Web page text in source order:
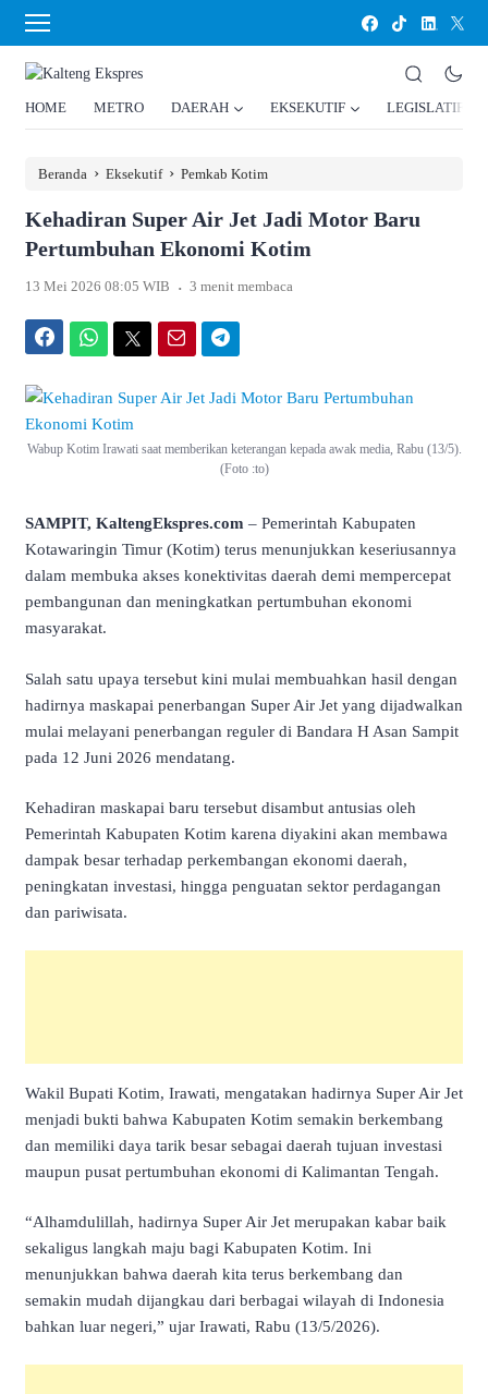
HOME METRO DAERAH EKSEKUTIF LEGISLATIF
Beranda › Eksekutif › Pemkab Kotim
Kehadiran Super Air Jet Jadi Motor Baru
Pertumbuhan Ekonomi Kotim
13 Mei 2026 08:05 WIB . 3 menit membaca
Wabup Kotim Irawati saat memberikan keterangan kepada awak media, Rabu (13/5).
(Foto :to)
SAMPIT, KaltengEkspres.com – Pemerintah Kabupaten
Kotawaringin Timur (Kotim) terus menunjukkan keseriusannya
dalam membuka akses konektivitas daerah demi mempercepat
pembangunan dan meningkatkan pertumbuhan ekonomi
masyarakat.
Salah satu upaya tersebut kini mulai membuahkan hasil dengan
hadirnya maskapai penerbangan Super Air Jet yang dijadwalkan
mulai melayani penerbangan reguler di Bandara H Asan Sampit
pada 12 Juni 2026 mendatang.
Kehadiran maskapai baru tersebut disambut antusias oleh
Pemerintah Kabupaten Kotim karena diyakini akan membawa
dampak besar terhadap perkembangan ekonomi daerah,
peningkatan investasi, hingga penguatan sektor perdagangan
dan pariwisata.
Wakil Bupati Kotim, Irawati, mengatakan hadirnya Super Air Jet
menjadi bukti bahwa Kabupaten Kotim semakin berkembang
dan memiliki daya tarik besar sebagai daerah tujuan investasi
maupun pusat pertumbuhan ekonomi di Kalimantan Tengah.
“Alhamdulillah, hadirnya Super Air Jet merupakan kabar baik
sekaligus langkah maju bagi Kabupaten Kotim. Ini
menunjukkan bahwa daerah kita terus berkembang dan
semakin mudah dijangkau dari berbagai wilayah di Indonesia
bahkan luar negeri,” ujar Irawati, Rabu (13/5/2026).